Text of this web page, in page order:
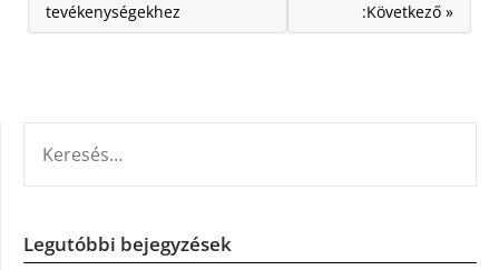
tevékenységekhez
:Következő »
Legutóbbi bejegyzések